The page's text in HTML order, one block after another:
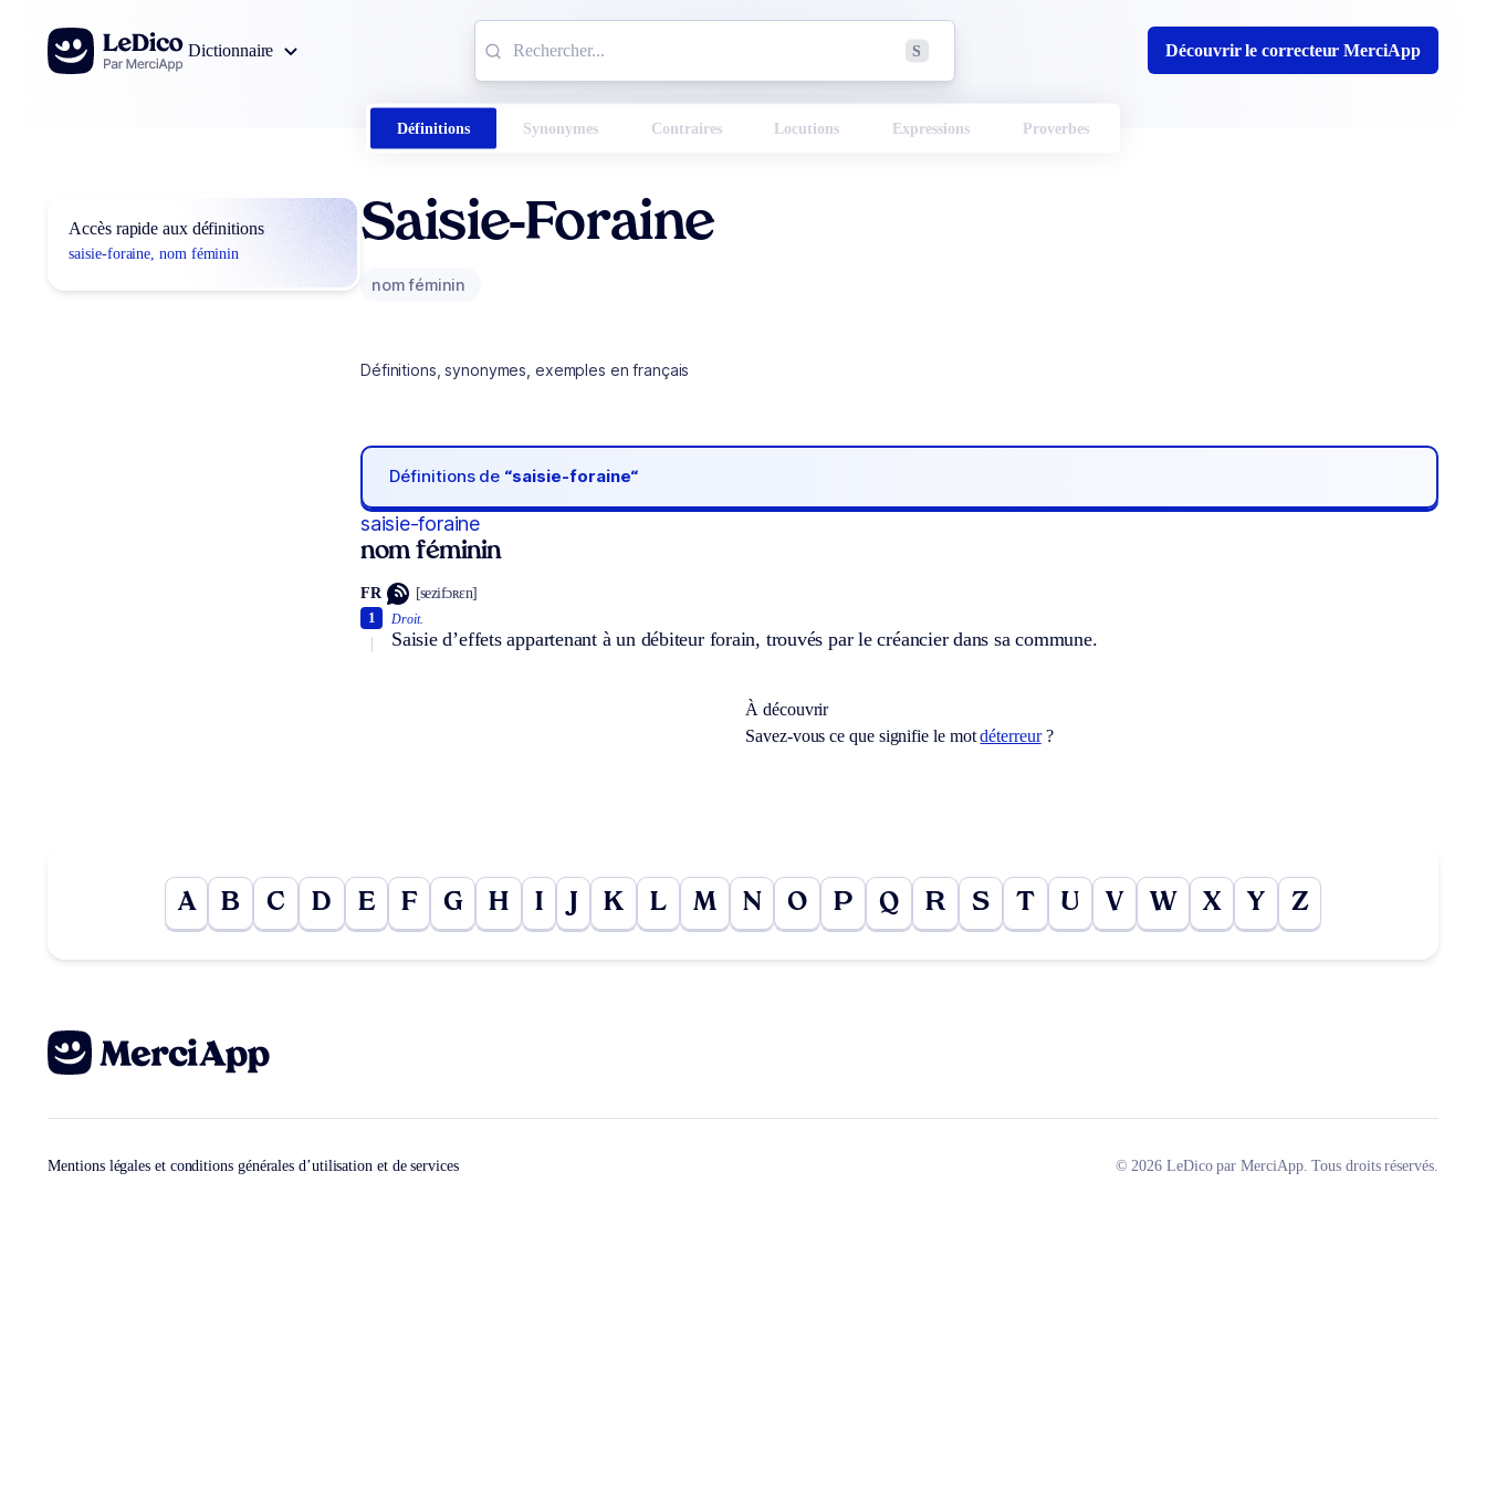
Aller au contenu
Dictionnaire
S Découvrir le correcteur MerciApp
Définitions Synonymes Contraires Locutions Expressions Proverbes
Accès rapide aux définitions
saisie-foraine, nom féminin
Saisie-Foraine
nom féminin
Définitions, synonymes, exemples en français
Définitions de “saisie-foraine“
saisie-foraine
nom féminin
FR [sezifɔʀɛn]
Droit.
Saisie d’effets appartenant à un débiteur forain, trouvés par le créancier dans sa commune.
1
À découvrir
Savez-vous ce que signifie le motdéterreur?
A B C D E F G H I K L M N O P Q R S T U V W X Y Z
Mentions légales et conditions générales d’utilisation et de services © 2026 LeDico par MerciApp. Tous droits réservés.